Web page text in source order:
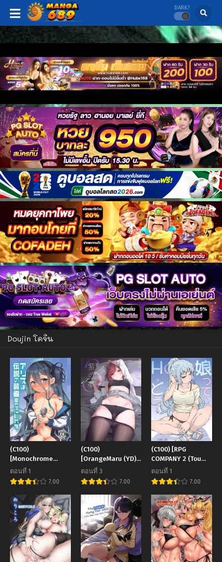
DARK?
Doujin โดจิน
(C100)
[Monochrome
Circuit (racer)]
Alice wa Densetsu
no Soubi o Te ni
Ireta (Blue Archive)
ตอนที่ 1
7.00
(C100)
[OrangeMaru (YD)]
Murasaki no Yume
ตอนที่ 3
7.00
(C100) [RPG
COMPANY 2 (Toumi
Haruka)] HOME
Musume tte, Dou -
Kawasaki Saki-
(Yahari Ore no
Seishun Love Come
wa Machigatteiru)
ตอนที่ 1
7.00